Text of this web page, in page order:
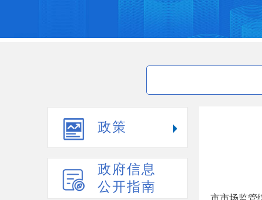
政策
政府信息
公开指南
市市场监管